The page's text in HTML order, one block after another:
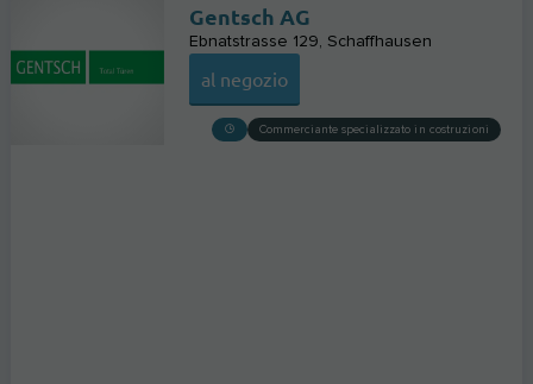
Gentsch AG
Ebnatstrasse 129 Schaffhausen
al negozio
Commerciante specializzato in costruzioni